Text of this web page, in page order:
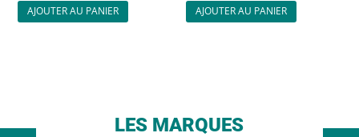
AJOUTER AU PANIER AJOUTER AU PANIER
LES MARQUES